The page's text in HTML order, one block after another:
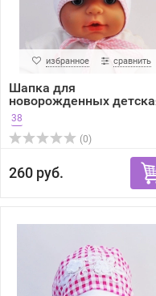
избранное сравнить
Шапка для
новорожденных
Bexa
38
(0)
260 руб.